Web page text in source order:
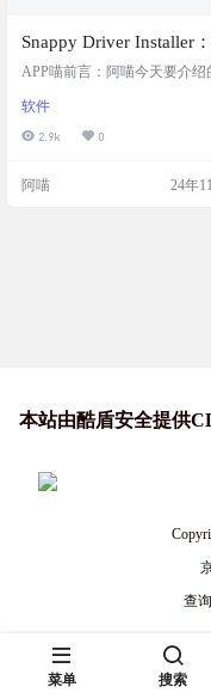
Snappy Driver Installer
开源的驱动管理工具，
互联网访问的环境中快
装和更新驱动程序
APP喵前言：阿喵今天要介绍
开源驱动管理工具。这个工具
了一个完整的驱动程序数据库
失了驱动程序光盘，还是
软件
2.9k 0
阿喵 24年
本站由酷盾安全提供
查
菜单 搜索